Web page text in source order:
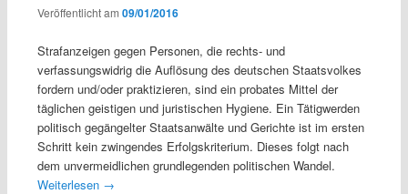
Veröffentlicht am 09/01/2016
Strafanzeigen gegen Personen, die rechts- und
verfassungswidrig die Auflösung des deutschen Staatsvolkes
fordern und/oder praktizieren, sind ein probates Mittel der
täglichen geistigen und juristischen Hygiene. Ein Tätigwerden
politisch gegängelter Staatsanwälte und Gerichte ist im ersten
Schritt kein zwingendes Erfolgskriterium. Dieses folgt nach
dem unvermeidlichen grundlegenden politischen Wandel.
Weiterlesen →